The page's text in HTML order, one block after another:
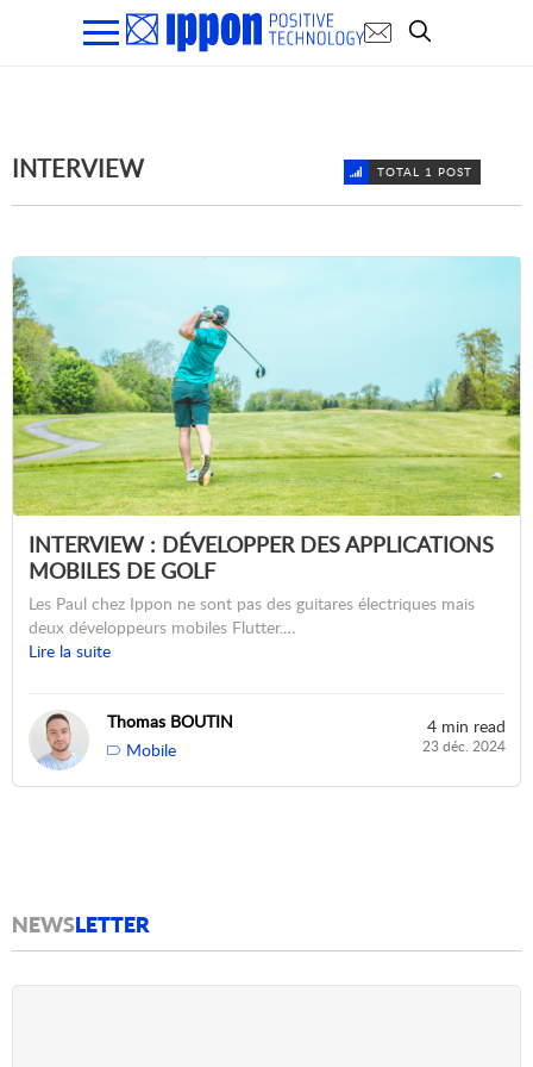
INTERVIEW TOTAL 1 POST
INTERVIEW : DÉVELOPPER DES APPLICATIONS
MOBILES DE GOLF
Les Paul chez Ippon ne sont pas des guitares électriques mais
deux développeurs mobiles Flutter.…
Lire la suite
Thomas BOUTIN
Mobile
4 min read
23 déc. 2024
NEWSLETTER